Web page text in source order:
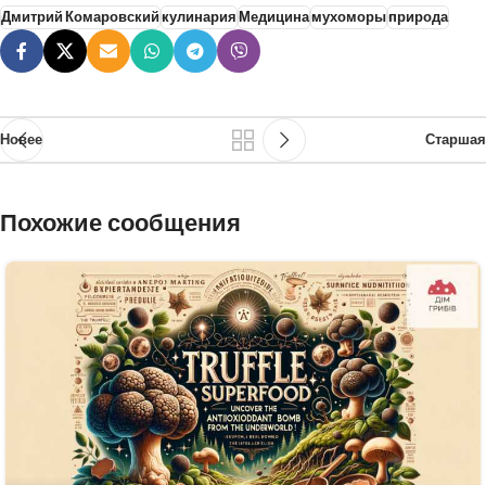
Дмитрий Комаровский кулинария Медицинамухоморыприрода
Новее Старшая
Похожие сообщения